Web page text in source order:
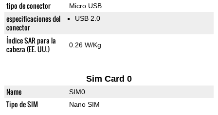
tipo de conector Micro USB
especificaciones del
conector
USB 2.0
Índice SAR para la
cabeza (EE. UU.)
0.26 W/Kg
Sim Card 0
Name SIM0
Tipo de SIM Nano SIM